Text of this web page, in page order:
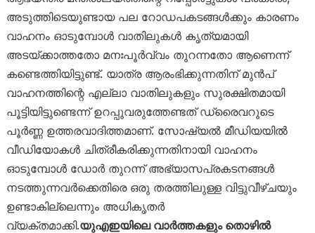
അടുത്തിടെയുണ്ടായ പല റോഡപകടങ്ങൾക്കും കാരണം
വാഹനം ഓടുമ്പോൾ വാതിലുകൾ കൃത്യമായി
അടയ്ക്കാത്തതോ മനഃപൂർവ്വം തുറന്നതോ ആണെന്ന്
കണ്ടെത്തിയിട്ടുണ്ട്. യാത്ര ആരംഭിക്കുന്നതിന് മുൻപ്
വാഹനത്തിന്റെ എല്ലാ വാതിലുകളും സുരക്ഷിതമായി
പൂട്ടിയിട്ടുണ്ടെന്ന് ഉറപ്പുവരുത്തേണ്ടത് ഡ്രൈവറുടെ
പൂർണ്ണ ഉത്തരവാദിത്തമാണ്. സോഷ്യൽ മീഡിയയിൽ
വീഡിയോകൾ ചിത്രീകരിക്കുന്നതിനായി വാഹനം
ഓടുമ്പോൾ ഡോർ തുറന്ന് അഭ്യാസപ്രകടനങ്ങൾ
നടത്തുന്നവർക്കെതിരെ ഒരു തരത്തിലുള്ള വിട്ടുവീഴ്ചയും
ഉണ്ടാകില്ലെന്നും അധികൃതർ
വ്യക്തമാക്കി.യുഎഇയിലെ വാർത്തകളും തൊഴിൽ